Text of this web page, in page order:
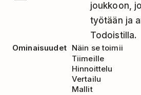
joukkoon,
työtään ja
Todoistilla.
Ominaisuudet Näin se toimii
Tiimeille
Hinnoittelu
Vertailu
Mallit